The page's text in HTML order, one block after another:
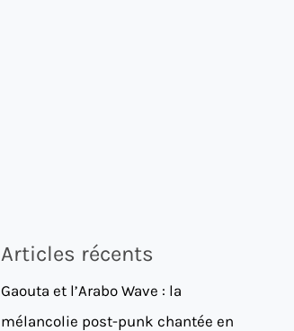
Articles récents
Gaouta et l’Arabo Wave : la
mélancolie post-punk chantée en